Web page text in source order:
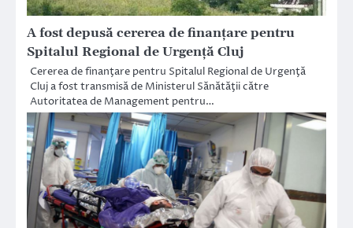
A fost depusă cererea de finanţare pentru
Spitalul Regional de Urgenţă Cluj
Cererea de finanţare pentru Spitalul Regional de Urgenţă
Cluj a fost transmisă de Ministerul Sănătăţii către
Autoritatea de Management pentru…